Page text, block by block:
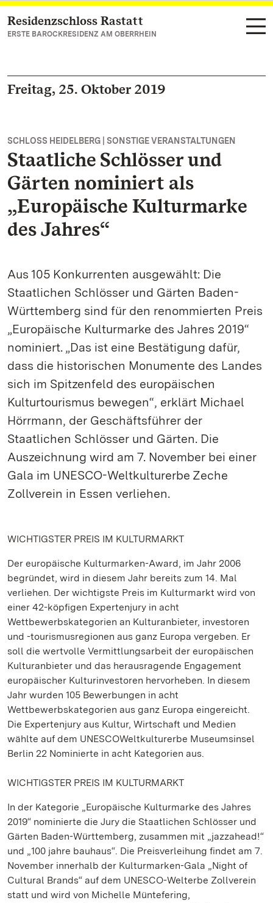
Zum Hauptinhalt springen
Residenzschloss Rastatt
ERSTE BAROCKRESIDENZ AM OBERRHEIN
Freitag, 25. Oktober 2019
SCHLOSS HEIDELBERG | SONSTIGE VERANSTALTUNGEN
Staatliche Schlösser und
Gärten nominiert als
„Europäische Kulturmarke
des Jahres“
Aus 105 Konkurrenten ausgewählt: Die
Staatlichen Schlösser und Gärten Baden-
Württemberg sind für den renommierten Preis
„Europäische Kulturmarke des Jahres 2019“
nominiert. „Das ist eine Bestätigung dafür,
dass die historischen Monumente des Landes
sich im Spitzenfeld des europäischen
Kulturtourismus bewegen“, erklärt Michael
Hörrmann, der Geschäftsführer der
Staatlichen Schlösser und Gärten. Die
Auszeichnung wird am 7. November bei einer
Gala im UNESCO-Weltkulturerbe Zeche
Zollverein in Essen verliehen.
WICHTIGSTER PREIS IM KULTURMARKT
Der europäische Kulturmarken-Award, im Jahr 2006
begründet, wird in diesem Jahr bereits zum 14. Mal
verliehen. Der wichtigste Preis im Kulturmarkt wird von
einer 42-köpfigen Expertenjury in acht
Wettbewerbskategorien an Kulturanbieter, investoren
und -tourismusregionen aus ganz Europa vergeben. Er
soll die wertvolle Vermittlungsarbeit der europäischen
Kulturanbieter und das herausragende Engagement
europäischer Kulturinvestoren hervorheben. In diesem
Jahr wurden 105 Bewerbungen in acht
Wettbewerbskategorien aus ganz Europa eingereicht.
Die Expertenjury aus Kultur, Wirtschaft und Medien
wählte auf dem UNESCOWeltkulturerbe Museumsinsel
Berlin 22 Nominierte in acht Kategorien aus.
WICHTIGSTER PREIS IM KULTURMARKT
In der Kategorie „Europäische Kulturmarke des Jahres
2019“ nominierte die Jury die Staatlichen Schlösser und
Gärten Baden-Württemberg, zusammen mit „jazzahead!“
und „100 jahre bauhaus“. Die Preisverleihung findet am 7.
November innerhalb der Kulturmarken-Gala „Night of
Cultural Brands“ auf dem UNESCO-Welterbe Zollverein
statt und wird von Michelle Müntefering,